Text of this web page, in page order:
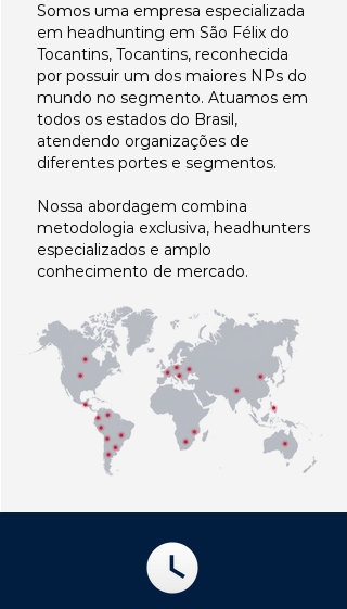
Somos uma empresa especializada
em headhunting em São Félix do
Tocantins, Tocantins, reconhecida
por possuir um dos maiores NPs do
mundo no segmento. Atuamos em
todos os estados do Brasil,
atendendo organizações de
diferentes portes e segmentos.
Nossa abordagem combina
metodologia exclusiva, headhunters
especializados e amplo
conhecimento de mercado.